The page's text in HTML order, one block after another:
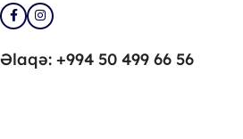
Əlaqə: +994 50 499 66 56